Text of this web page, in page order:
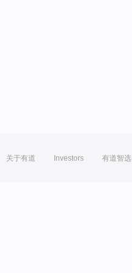
关于有道 Investors 有道智选